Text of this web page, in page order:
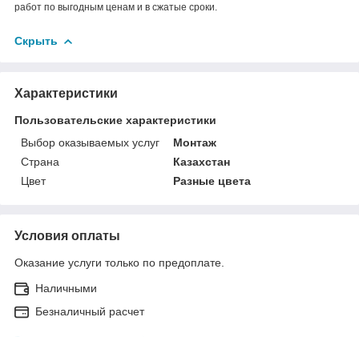
работ по выгодным ценам и в сжатые сроки.
Скрыть
Характеристики
Пользовательские характеристики
Выбор оказываемых услуг
Монтаж
Страна
Казахстан
Цвет
Разные цвета
Условия оплаты
Оказание услуги только по предоплате.
Наличными
Безналичный расчет